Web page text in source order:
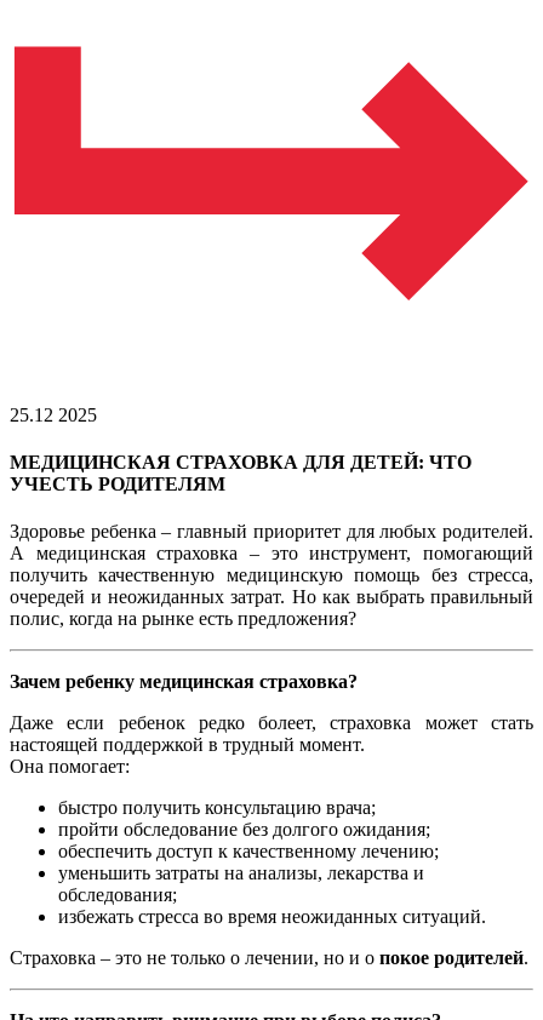
25.12 2025
МЕДИЦИНСКАЯ СТРАХОВКА ДЛЯ ДЕТЕЙ: ЧТО
УЧЕСТЬ РОДИТЕЛЯМ
Здоровье ребенка – главный приоритет для любых родителей.
А медицинская страховка – это инструмент, помогающий
получить качественную медицинскую помощь без стресса,
очередей и неожиданных затрат. Но как выбрать правильный
полис, когда на рынке есть предложения?
Зачем ребенку медицинская страховка?
Даже если ребенок редко болеет, страховка может стать
настоящей поддержкой в ​​трудный момент.
Она помогает:
быстро получить консультацию врача;
пройти обследование без долгого ожидания;
обеспечить доступ к качественному лечению;
уменьшить затраты на анализы, лекарства и
обследования;
избежать стресса во время неожиданных ситуаций.
Страховка – это не только о лечении, но и о покое родителей.